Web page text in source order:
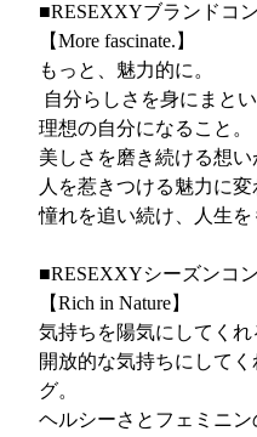
■RESEXXYブランドコ
【More fascinate.】
もっと、魅力的に。
自分らしさを身にまとい
理想の自分になること。
美しさを磨き続ける想い
人を惹きつける魅力に変
憧れを追い続け、人生を
■RESEXXYシーズンコ
【Rich in Nature】
気持ちを陽気にしてく
開放的な気持ちにして
グ。
ヘルシーさとフェミニ